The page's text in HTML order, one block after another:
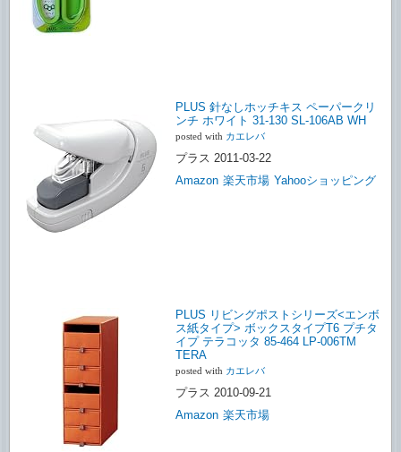
PLUS 針なしホッチキス ペーパークリ
ンチ ホワイト 31-130 SL-106AB WH
posted with カエレバ
プラス 2011-03-22
Amazon 楽天市場 Yahooショッピング
PLUS リビングポストシリーズ<エンボ
ス紙タイプ> ボックスタイプT6 プチタ
イプ テラコッタ 85-464 LP-006TM
TERA
posted with カエレバ
プラス 2010-09-21
Amazon 楽天市場